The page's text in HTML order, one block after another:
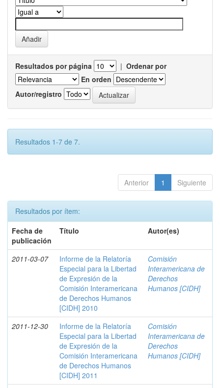
Resultados por página | Ordenar por
En orden
Autor/registro
Resultados 1-7 de 7.
Anterior 1 Siguiente
Resultados por ítem:
Fecha de
publicación
Título Autor(es)
2011-03-07
Informe de la Relatoría
Especial para la Libertad
de Expresión de la
Comisión Interamericana
de Derechos Humanos
[CIDH] 2010
Comisión
Interamericana de
Derechos
Humanos [CIDH]
2011-12-30
Informe de la Relatoría
Especial para la Libertad
de Expresión de la
Comisión Interamericana
de Derechos Humanos
[CIDH] 2011
Comisión
Interamericana de
Derechos
Humanos [CIDH]